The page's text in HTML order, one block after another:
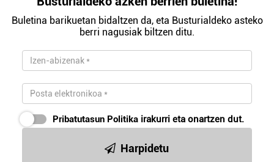
Buletina barikuetan bidaltzen da, eta Busturialdeko asteko
berri nagusiak biltzen ditu.
Pribatutasun Politika irakurri eta onartzen dut.
Harpidetu